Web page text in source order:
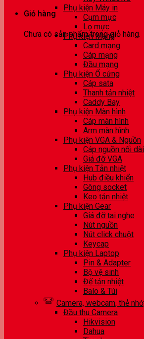
Giỏ hàng
Chưa có sản phẩm trong giỏ hàng.
Phụ kiện Máy in
Cụm mực
Lọ mực
Phụ kiện Mạng
Card mạng
Cáp mạng
Đầu mạng
Phụ kiện Ổ cứng
Cáp sata
Thanh tản nhiệt
Caddy Bay
Phụ kiện Màn hình
Cáp màn hình
Arm màn hình
Phụ kiện VGA & Nguồn
Cáp nguồn nối dài
Giá đỡ VGA
Phụ kiện Tản nhiệt
Hub điều khiển
Gông socket
Keo tản nhiệt
Phụ kiện Gear
Giá đỡ tai nghe
Nút nguồn
Nút click chuột
Keycap
Phụ kiện Laptop
Pin & Adapter
Bộ vệ sinh
Đế tản nhiệt
Balo & Túi
Camera, webcam, thẻ
Đầu thu Camera
Hikvision
Dahua